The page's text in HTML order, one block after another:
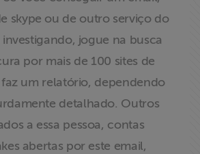
skype ou de outro serviço do
jogue na busca
por mais de 100 sites de
faz um relatório, dependendo
detalhado. Outros
a essa pessoa, contas
abertas por este email,